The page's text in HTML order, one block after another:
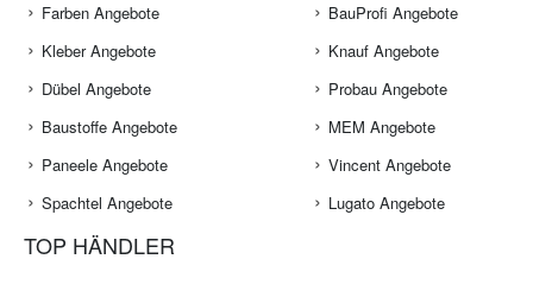
Farben Angebote
Kleber Angebote
Dübel Angebote
Baustoffe Angebote
Paneele Angebote
Spachtel Angebote
BauProfi Angebote
Knauf Angebote
Probau Angebote
MEM Angebote
Vincent Angebote
Lugato Angebote
TOP HÄNDLER